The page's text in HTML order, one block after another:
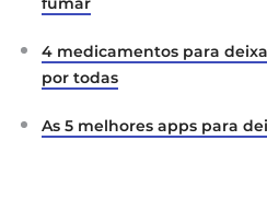
4 medicamentos para
por todas
As 5 melhores apps para